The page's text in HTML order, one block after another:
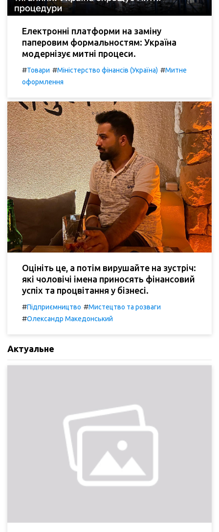
Електронні платформи на заміну
паперовим формальностям: Україна
модернізує митні процеси.
#Товари #Міністерство фінансів (Україна) #Митне
оформлення
Оцініть це, а потім вирушайте на зустріч:
які чоловічі імена приносять фінансовий
успіх та процвітання у бізнесі.
#Підприємництво #Мистецтво та розваги
#Олександр Македонський
Актуальне